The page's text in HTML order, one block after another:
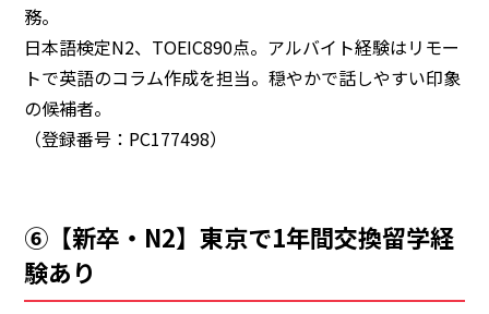
務。
日本語検定N2、TOEIC890点。アルバイト経験はリモー
トで英語のコラム作成を担当。穏やかで話しやすい印象
の候補者。
（登録番号：PC177498）
⑥【新卒・N2】東京で1年間交換留学経
験あり